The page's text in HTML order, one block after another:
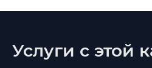
Услуги с этой